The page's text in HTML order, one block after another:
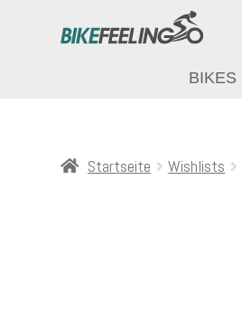
BIKES
Startseite Wishlists